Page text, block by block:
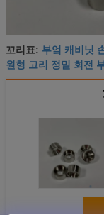
꼬리표: 부엌 캐비닛
원형 고리 정밀 회전